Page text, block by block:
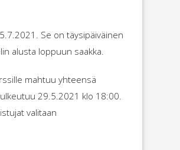
Se on täysipäiväinen
alusta loppuun saakka.
mahtuu yhteensä
29.5.2021 klo 18:00.
valitaan